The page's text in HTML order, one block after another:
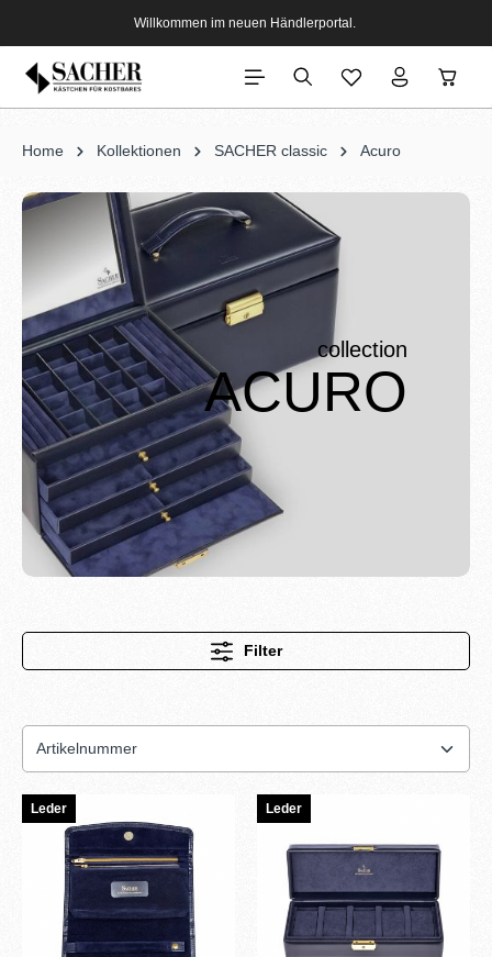
Willkommen im neuen Händlerportal.
Home Kollektionen SACHER classic Acuro
collection
ACURO
Filter
Leder Leder